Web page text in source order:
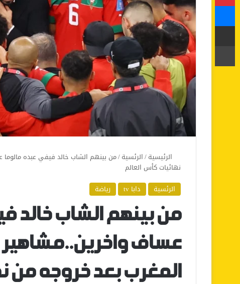
الرئيسية/الرئسية/من بينهم الشاب خالد فيفي عبده
نهائيات كأس العالم
الرئسية
دابا tv رياضة
من بينهم الشاب خالد
عساف
المغرب بعد خروجه من